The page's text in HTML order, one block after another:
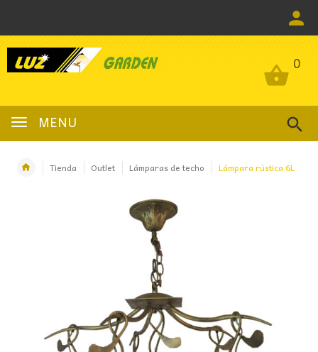
0
MENU
0
Tienda Outlet Lámparas de techo Lámpara rústica 6L